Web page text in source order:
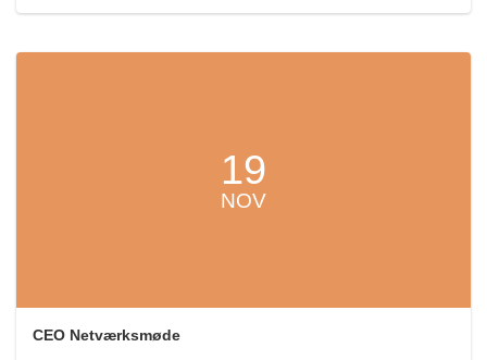
19
NOV
CEO Netværksmøde